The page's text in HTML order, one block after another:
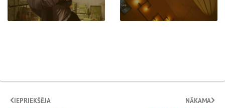
IEPRIEKŠĒJA NĀKAMA